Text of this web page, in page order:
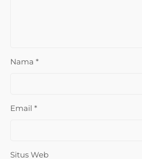
Nama *
Email *
Situs Web